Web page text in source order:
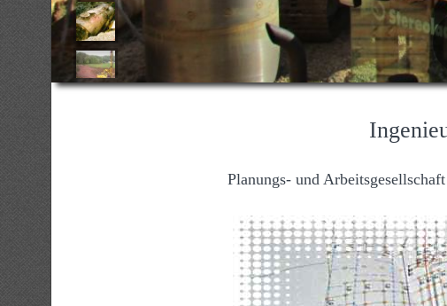
Planungs- und